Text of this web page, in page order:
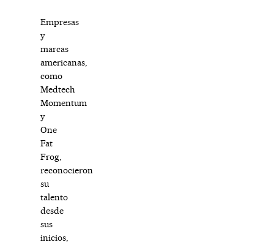
Empresas
y
marcas
americanas,
como
Medtech
Momentum
y
One
Fat
Frog,
reconocieron
su
talento
desde
sus
inicios,